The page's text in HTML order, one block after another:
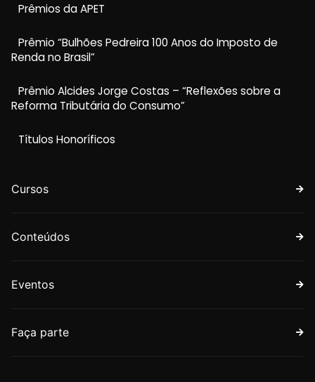
Prêmios da APET
Prêmio “Bulhões Pedreira 100 Anos do Imposto de
Renda no Brasil”
Prêmio Alcides Jorge Costas – “Reflexões sobre a
Reforma Tributária do Consumo”
Títulos Honoríficos
Cursos
Conteúdos
Eventos
Faça parte